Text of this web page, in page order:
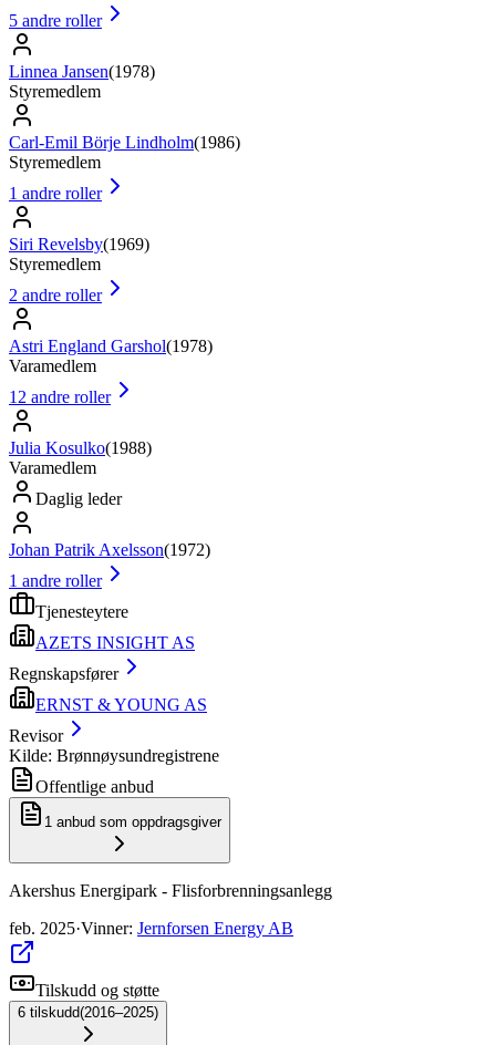
5 andre roller
Linnea Jansen(1978)
Styremedlem
Carl-Emil Börje Lindholm(1986)
Styremedlem
1 andre roller
Siri Revelsby(1969)
Styremedlem
2 andre roller
Astri England Garshol(1978)
Varamedlem
12 andre roller
Julia Kosulko(1988)
Varamedlem
Daglig leder
Johan Patrik Axelsson(1972)
1 andre roller
Tjenesteytere
AZETS INSIGHT AS
Regnskapsfører
ERNST & YOUNG AS
Revisor
Kilde: Brønnøysundregistrene
Offentlige anbud
1 anbud som oppdragsgiver
Akershus Energipark - Flisforbrenningsanlegg
feb. 2025·Vinner: Jernforsen Energy AB
Tilskudd og støtte
6 tilskudd(2016–2025)